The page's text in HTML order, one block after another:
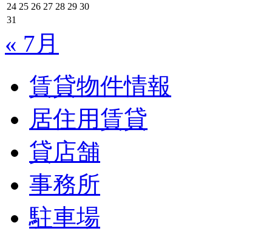
24 25 26 27 28 29 30
31
« 7月
賃貸物件情報
居住用賃貸
貸店舗
事務所
駐車場